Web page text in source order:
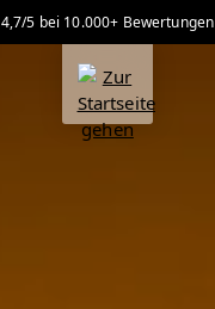
4,7/5 bei 10.000+ Bewertungen